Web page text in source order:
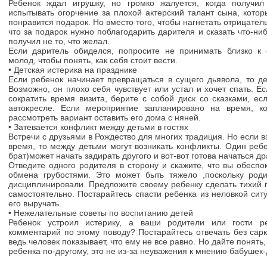
Ребенок ждал игрушку, но громко жалуется, когда
испытывать огорчение за плохой актерский талант сына,
понравится подарок. Но вместо того, чтобы нагнетать
что за подарок нужно поблагодарить дарителя и сказать что-
получил не то, что желал.
Если даритель обиделся, попросите не принимать близко к
молод, чтобы понять, как себя стоит вести.
• Детская истерика на празднике
Если ребенок начинает превращаться в сущего дьявола, то
Возможно, он плохо себя чувствует или устал и хочет спать.
сократить время визита, берите с собой диск со сказками,
автокресле. Если мероприятие запланировано на время,
рассмотреть вариант оставить его дома с няней.
• Затевается конфликт между детьми в гостях
Встречи с друзьями в Рождество для многих традиция. Но если
время, то между детьми могут возникать конфликты. Один
брат)может начать задирать другого и вот-вот готова начаться
Отведите одного родителя в сторону и скажите, что вы
обмена грубостями. Это может быть тяжело ,поскольку
дисциплинировали. Предложите своему ребенку сделать тихий
самостоятельно. Постарайтесь спасти ребенка из неловкой
его выручать.
• Нежелательные советы по воспитанию детей
Ребенок устроил истерику, а ваши родители или гости
комментарий по этому поводу? Постарайтесь отвечать без
ведь человек показывает, что ему не все равно. Но дайте
ребенка по-другому, это не из-за неуважения к мнению